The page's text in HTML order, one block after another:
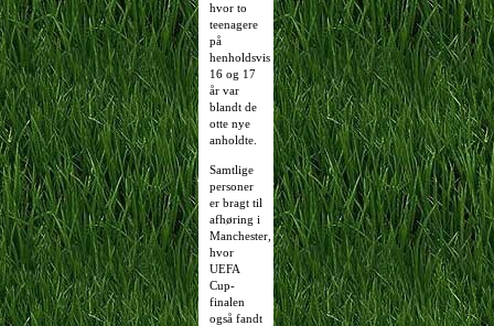
hvor to
teenagere
på
henholdsvis
16 og 17
år var
blandt de
otte nye
anholdte.
Samtlige
personer
er bragt til
afhøring i
Manchester,
hvor
UEFA
Cup-
finalen
også fandt